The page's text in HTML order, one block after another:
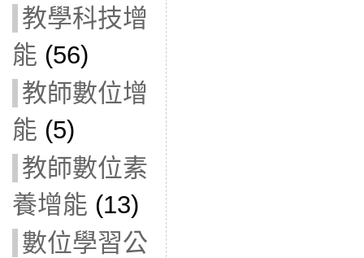
教學科技增
能 (56)
教師數位增
能 (5)
教師數位素
養增能 (13)
數位學習公